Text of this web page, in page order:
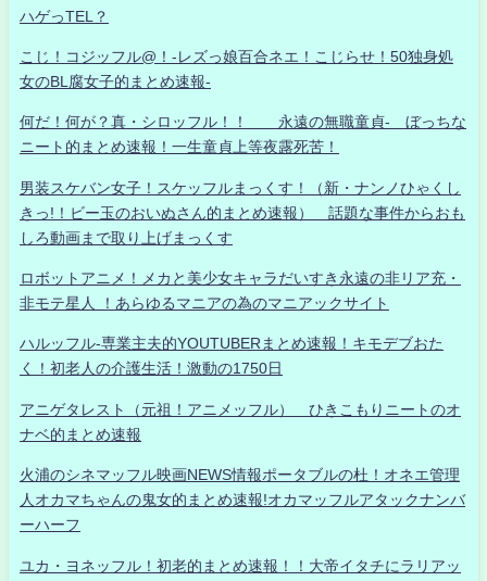
ハゲっTEL？
こじ！コジッフル@！-レズっ娘百合ネエ！こじらせ！50独身処
女のBL腐女子的まとめ速報-
何だ！何が？真・シロッフル！！ 永遠の無職童貞- ぼっちな
ニート的まとめ速報！一生童貞上等夜露死苦！
男装スケバン女子！スケッフルまっくす！（新・ナンノひゃくし
きっ!！ビー玉のおいぬさん的まとめ速報） 話題な事件からおも
しろ動画まで取り上げまっくす
ロボットアニメ！メカと美少女キャラだいすき永遠の非リア充・
非モテ星人 ！あらゆるマニアの為のマニアックサイト
ハルッフル-専業主夫的YOUTUBERまとめ速報！キモデブおた
く！初老人の介護生活！激動の1750日
アニゲタレスト（元祖！アニメッフル） ひきこもりニートのオ
ナベ的まとめ速報
火浦のシネマッフル映画NEWS情報ポータブルの杜！オネエ管理
人オカマちゃんの鬼女的まとめ速報!オカマッフルアタックナンバ
ーハーフ
ユカ・ヨネッフル！初老的まとめ速報！！大帝イタチにラリアッ